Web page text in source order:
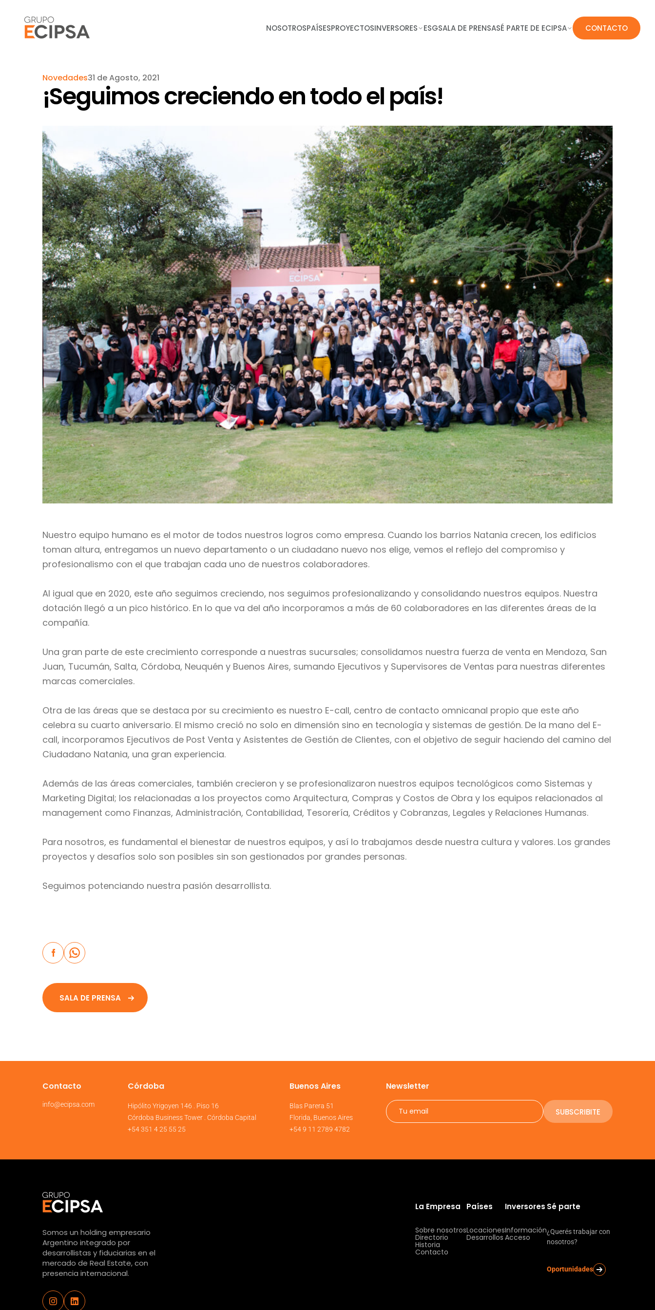
NOSOTROSPAÍSESPROYECTOSINVERSORES ESGSALA DE PRENSASÉ PARTE DE ECIPSA CONTACTO
Novedades31 de Agosto, 2021
¡Seguimos creciendo en todo el país!
Nuestro equipo humano es el motor de todos nuestros logros como empresa. Cuando los barrios Natania crecen, los edificios
toman altura, entregamos un nuevo departamento o un ciudadano nuevo nos elige, vemos el reflejo del compromiso y
profesionalismo con el que trabajan cada uno de nuestros colaboradores.
Al igual que en 2020, este año seguimos creciendo, nos seguimos profesionalizando y consolidando nuestros equipos. Nuestra
dotación llegó a un pico histórico. En lo que va del año incorporamos a más de 60 colaboradores en las diferentes áreas de la
compañía.
Una gran parte de este crecimiento corresponde a nuestras sucursales; consolidamos nuestra fuerza de venta en Mendoza, San
Juan, Tucumán, Salta, Córdoba, Neuquén y Buenos Aires, sumando Ejecutivos y Supervisores de Ventas para nuestras diferentes
marcas comerciales.
Otra de las áreas que se destaca por su crecimiento es nuestro E-call, centro de contacto omnicanal propio que este año
celebra su cuarto aniversario. El mismo creció no solo en dimensión sino en tecnología y sistemas de gestión. De la mano del E-
call, incorporamos Ejecutivos de Post Venta y Asistentes de Gestión de Clientes, con el objetivo de seguir haciendo del camino del
Ciudadano Natania, una gran experiencia.
Además de las áreas comerciales, también crecieron y se profesionalizaron nuestros equipos tecnológicos como Sistemas y
Marketing Digital; los relacionadas a los proyectos como Arquitectura, Compras y Costos de Obra y los equipos relacionados al
management como Finanzas, Administración, Contabilidad, Tesorería, Créditos y Cobranzas, Legales y Relaciones Humanas.
Para nosotros, es fundamental el bienestar de nuestros equipos, y así lo trabajamos desde nuestra cultura y valores. Los grandes
proyectos y desafíos solo son posibles sin son gestionados por grandes personas.
Seguimos potenciando nuestra pasión desarrollista.
SALA DE PRENSA
Contacto
info@ecipsa.com
Córdoba
Hipólito Yrigoyen 146 . Piso 16
Córdoba Business Tower . Córdoba Capital
+54 351 4 25 55 25
Buenos Aires
Blas Parera 51
Florida, Buenos Aires
+54 9 11 2789 4782
Newsletter
SUBSCRIBITE
Somos un holding empresario
Argentino integrado por
desarrollistas y fiduciarias en el
mercado de Real Estate, con
presencia internacional.
La Empresa
Sobre nosotros
Directorio
Historia
Contacto
Países
Locaciones
Desarrollos
Inversores
Información
Acceso
Sé parte
¿Querés trabajar con
nosotros?
Oportunidades